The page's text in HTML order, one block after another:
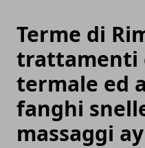
Terme di
trattamenti
termale ed
fanghi
massaggi